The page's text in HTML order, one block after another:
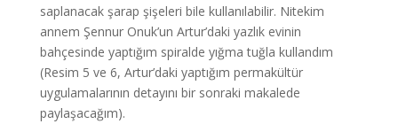
saplanacak şarap şişeleri bile kullanılabilir. Nitekim
annem Şennur Onuk’un Artur’daki yazlık evinin
bahçesinde yaptığım spiralde yığma tuğla kullandım
(Resim 5 ve 6, Artur’daki yaptığım permakültür
uygulamalarının detayını bir sonraki makalede
paylaşacağım).